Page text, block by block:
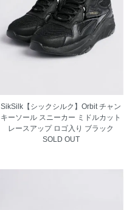
SikSilk【シックシルク】Orbit チャン
キーソール スニーカー ミドルカット
レースアップ ロゴ入り ブラック
SOLD OUT